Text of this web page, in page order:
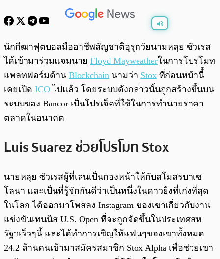
พร้อมเล่น 0:00
นักกีฒาฟุตบอลมืออาชีพสัญชาติอุรุกวัยนามหลุย ซัวเรส
ได้เข้ามาร่วมแจมนาย Floyd Mayweatherในการโปรโมท
แพลทฟอร์มด้าน Blockchain นามว่า Stox ที่ก่อนหน้านี้้
เคยเปิด ICO ไปแล้ว โดยระบบดังกล่าวนั้นถูกสร้างขึ้นบน
ระบบของ Bancor เป็นโปรเจ็คที่ใช้ในการทำนายราคา
ตลาดในอนาคต
Luis Suarez ช่วยโปรโมท Stox
นายหลุย ซัวเรสผู้ที่เล่นเป็นกองหน้าให้กับสโมสรบาเซ
โลนา และเป็นที่รู้จักกันดีว่าเป็นหนึ่งในดาวยิงที่เก่งที่สุด
ในโลก ได้ออกมาโพสลง Instagram ของเขาเกี่ยวกับงาน
แข่งขันเทนนิส U.S. Open ที่จะถูกจัดขึ้นในประเทศสห
รัฐฯเร็วๆนี้ และได้ทำการเชิญให้แฟนๆของเขาทั้งหมด
24.2 ล้านคนเข้ามาสมัครสมาชิก Stox Alpha เพื่อช่วยเขา